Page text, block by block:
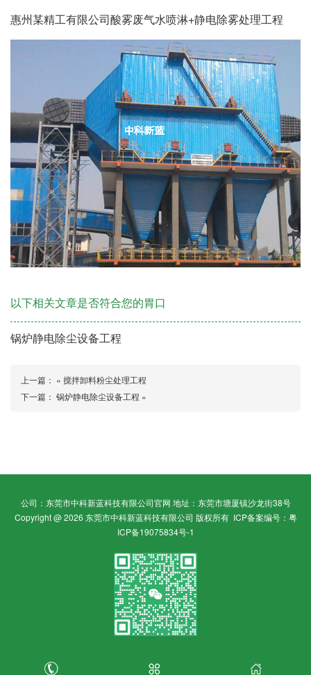
惠州某精工有限公司酸雾废气水喷淋+静电除雾处理工程
以下相关文章是否符合您的胃口
锅炉静电除尘设备工程
上一篇： « 搅拌卸料粉尘处理工程
下一篇： 锅炉静电除尘设备工程 »
公司：东莞市中科新蓝科技有限公司官网 地址：东莞市塘厦镇沙龙街38号
Copyright @ 2026 东莞市中科新蓝科技有限公司 版权所有 ICP备案编号：粤
ICP备19075834号-1